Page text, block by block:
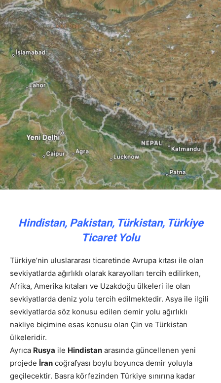
Hindistan, Pakistan, Türkistan, Türkiye
Ticaret Yolu
Türkiye’nin uluslararası ticaretinde Avrupa kıtası ile olan
sevkiyatlarda ağırlıklı olarak karayolları tercih edilirken,
Afrika, Amerika kıtaları ve Uzakdoğu ülkeleri ile olan
sevkiyatlarda deniz yolu tercih edilmektedir. Asya ile ilgili
sevkiyatlarda söz konusu edilen demir yolu ağırlıklı
nakliye biçimine esas konusu olan Çin ve Türkistan
ülkeleridir.
Ayrıca Rusya ile Hindistan arasında güncellenen yeni
projede İran coğrafyası boylu boyunca demir yoluyla
geçilecektir. Basra körfezinden Türkiye sınırına kadar